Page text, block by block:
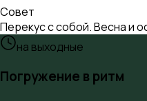
Совет
Перекус с собой. Весна и
на выходные
Погружение в ритм